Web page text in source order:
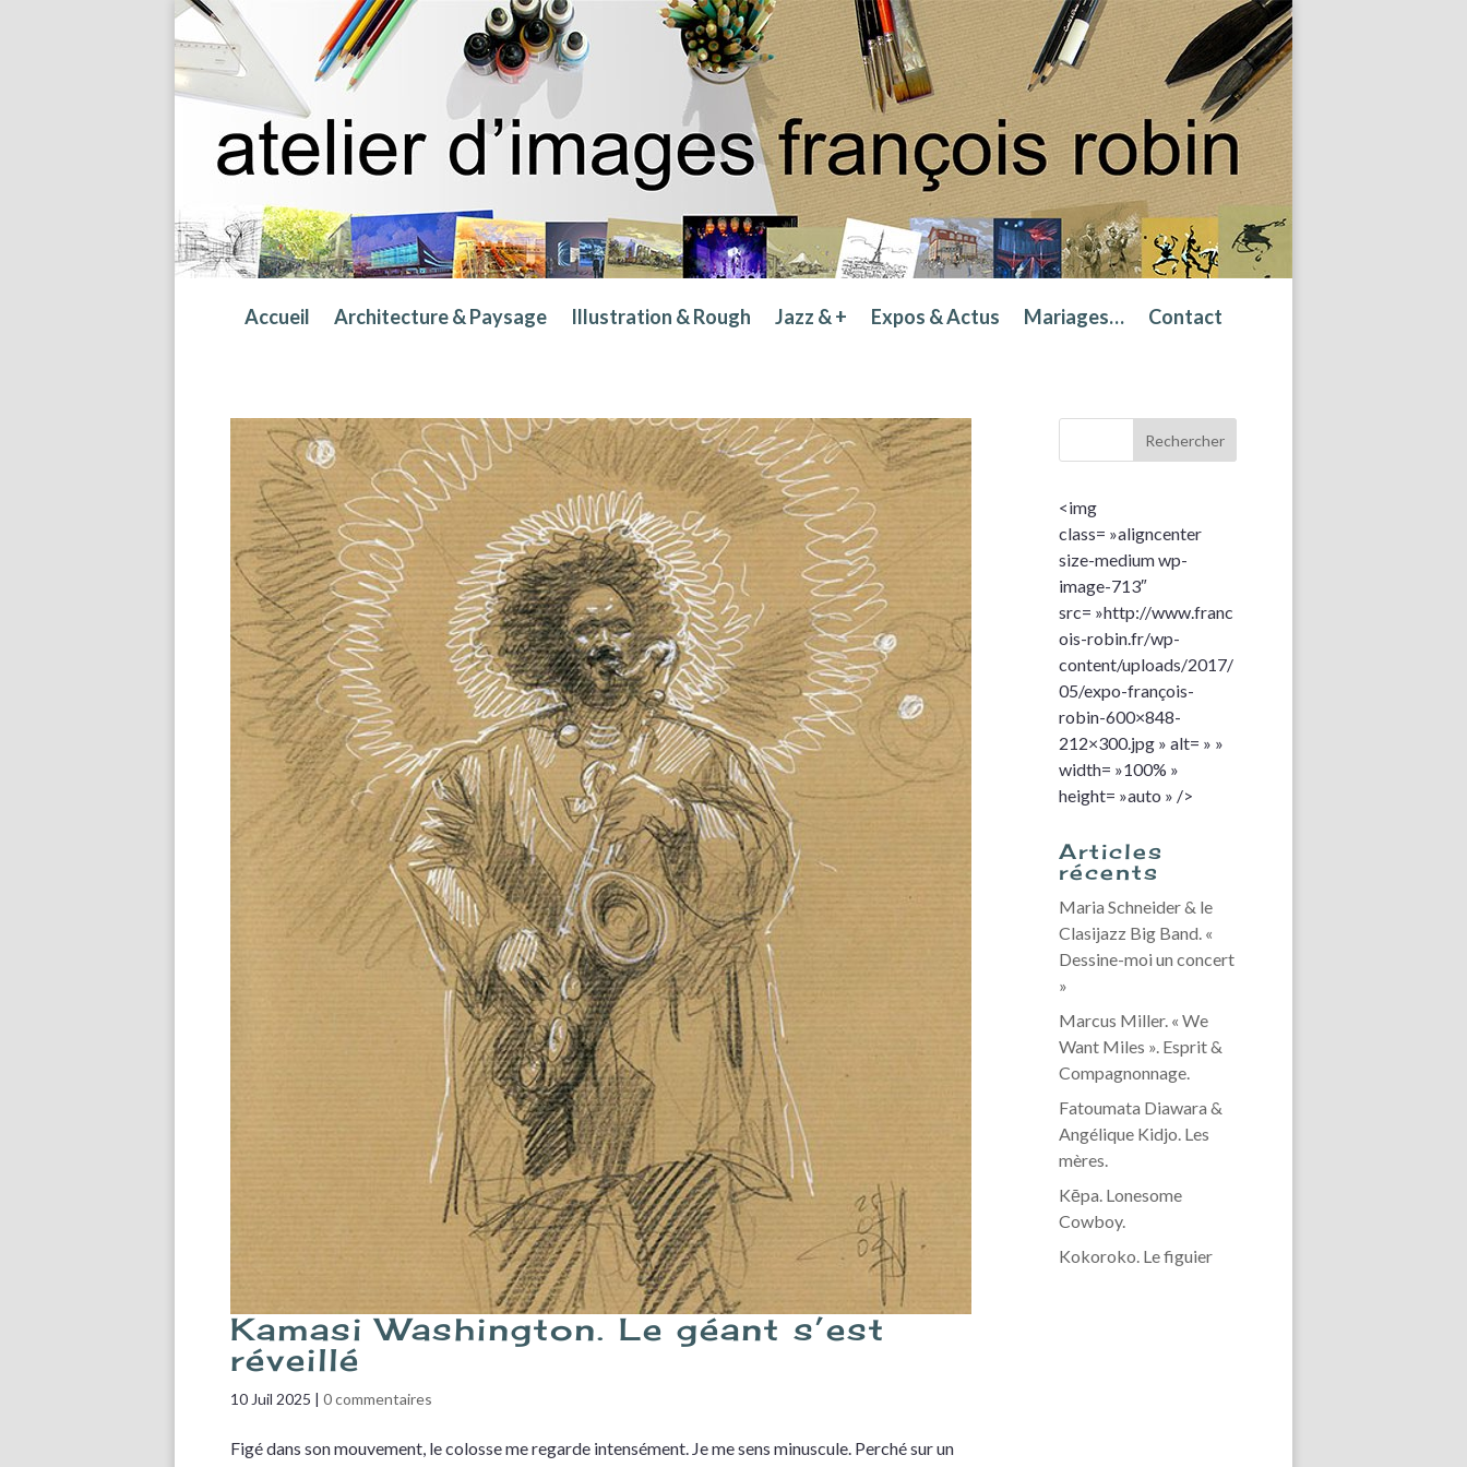
Accueil Architecture & Paysage Illustration & Rough Jazz & + Expos & Actus Mariages… Contact
Kamasi Washington. Le géant s’est
réveillé
10 Juil 2025 |0 commentaires
Figé dans son mouvement, le colosse me regarde intensément. Je me sens minuscule. Perché sur un
<img
class= »aligncenter
size-medium wp-
image-713″
src= »http://www.franc
ois-robin.fr/wp-
content/uploads/2017/
05/expo-françois-
robin-600×848-
212×300.jpg » alt= » »
width= »100% »
height= »auto » />
Articles
récents
Maria Schneider & le
Clasijazz Big Band. «
Dessine-moi un concert
»
Marcus Miller. « We
Want Miles ». Esprit &
Compagnonnage.
Fatoumata Diawara &
Angélique Kidjo. Les
mères.
Kēpa. Lonesome
Cowboy.
Kokoroko. Le figuier